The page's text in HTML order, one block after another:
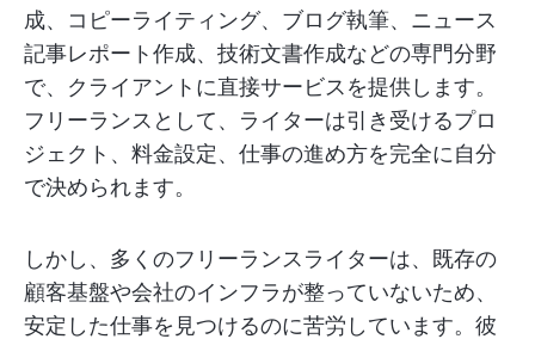
成、コピーライティング、ブログ執筆、ニュース
記事レポート作成、技術文書作成などの専門分野
で、クライアントに直接サービスを提供します。
フリーランスとして、ライターは引き受けるプロ
ジェクト、料金設定、仕事の進め方を完全に自分
で決められます。
しかし、多くのフリーランスライターは、既存の
顧客基盤や会社のインフラが整っていないため、
安定した仕事を見つけるのに苦労しています。彼